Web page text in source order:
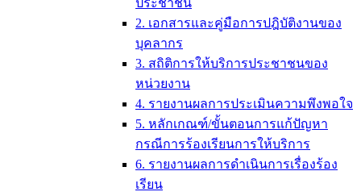
ประชาชน
2. เอกสารและคู่มือการปฎิบัติงานของ
บุคลากร
3. สถิติการให้บริการประชาชนของ
หน่วยงาน
4. รายงานผลการประเมินความพึงพอใจ
5. หลักเกณฑ์/ขั้นตอนการแก้ปัญหา
กรณีการร้องเรียนการให้บริการ
6. รายงานผลการดำเนินการเรื่องร้อง
เรียน